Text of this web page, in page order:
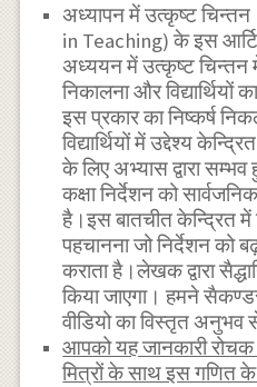
अध्यापन में उत्कृष्ट
in Teaching) के इस
अध्ययन में उत्कृष्ट चिन्तन
निकालना और विद्यार्थियों
इस प्रकार का निष्कर्ष
विद्यार्थियों में उद्देश्य
के लिए अभ्यास द्वारा सम्भव
कक्षा निर्देशन को
है।इस बातचीत केन्द्रित में
पहचानना जो निर्देशन को
कराता है।लेखक द्वारा
किया जाएगा। हमने
वीडियो का विस्तृत अनुभव
आपको यह जानकारी रोचक
मित्रों के साथ इस गणित